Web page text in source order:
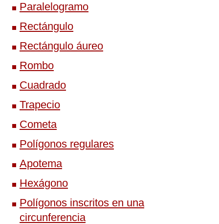
Paralelogramo
Rectángulo
Rectángulo áureo
Rombo
Cuadrado
Trapecio
Cometa
Polígonos regulares
Apotema
Hexágono
Polígonos inscritos en una
circunferencia